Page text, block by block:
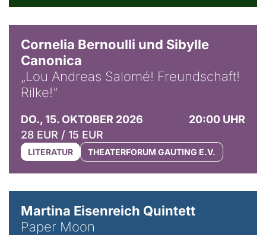
Cornelia Bernoulli und Sibylle
Canonica
„Lou Andreas Salomé! Freundschaft!
Rilke!“
DO., 15. OKTOBER 2026
20:00 UHR
28 EUR / 15 EUR
LITERATUR THEATERFORUM GAUTING E.V.
Martina Eisenreich Quintett
Paper Moon